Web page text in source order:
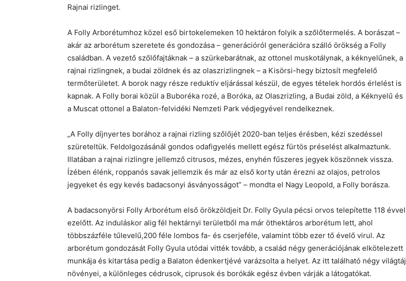
Rajnai rizlinget.
A Folly Arborétumhoz közel eső birtokelemeken 10 hektáron folyik a szőlőtermelés. A borászat –
akár az arborétum szeretete és gondozása – generációról generációra szálló örökség a Folly
családban. A vezető szőlőfajtáknak – a szürkebarátnak, az ottonel muskotálynak, a kéknyelűnek, a
rajnai rizlingnek, a budai zöldnek és az olaszrizlingnek – a Kisörsi-hegy biztosít megfelelő
termőterületet. A borok nagy része reduktív eljárással készül, de egyes tételek hordós érlelést is
kapnak. A Folly borai közül a Buboréka rozé, a Boróka, az Olaszrizling, a Budai zöld, a Kéknyelű és
a Muscat ottonel a Balaton-felvidéki Nemzeti Park védjegyével rendelkeznek.
„A Folly díjnyertes borához a rajnai rizling szőlőjét 2020-ban teljes érésben, kézi szedéssel
szüreteltük. Feldolgozásánál gondos odafigyelés mellett egész fürtös préselést alkalmaztunk.
Illatában a rajnai rizlingre jellemző citrusos, mézes, enyhén fűszeres jegyek köszönnek vissza.
Ízében élénk, roppanós savak jellemzik és már az első korty után érezni az olajos, petrolos
jegyeket és egy kevés badacsonyi ásványosságot” – mondta el Nagy Leopold, a Folly borásza.
A badacsonyörsi Folly Arborétum első örökzöldjeit Dr. Folly Gyula pécsi orvos telepítette 118 évvel
ezelőtt. Az induláskor alig fél hektárnyi területből ma már öthektáros arborétum lett, ahol
többszázféle tűlevelű,200 féle lombos fa- és cserjeféle, valamint több ezer tő évelő virul. Az
arborétum gondozását Folly Gyula utódai vitték tovább, a család négy generációjának elkötelezett
munkája és kitartása pedig a Balaton édenkertjévé varázsolta a helyet. Az itt található négy világtáj
növényei, a különleges cédrusok, ciprusok és borókák egész évben várják a látogatókat.